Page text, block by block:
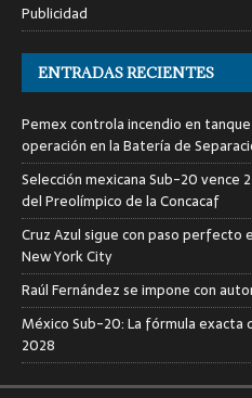
Publicidad
ENTRADAS RECIENTES
Pemex controla incendio en
operación en la Batería de
Selección mexicana Sub-20 vence
del Preolímpico de la Concacaf
Cruz Azul sigue con paso perfecto
New York City
Raúl Fernández se impone con
México Sub-20: La fórmula exacta
2028